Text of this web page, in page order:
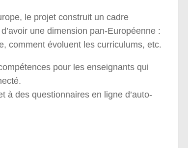
le projet construit un cadre
une dimension pan-Européenne :
comment évoluent les curriculums, etc.
pour les enseignants qui
à des questionnaires en ligne d’auto-